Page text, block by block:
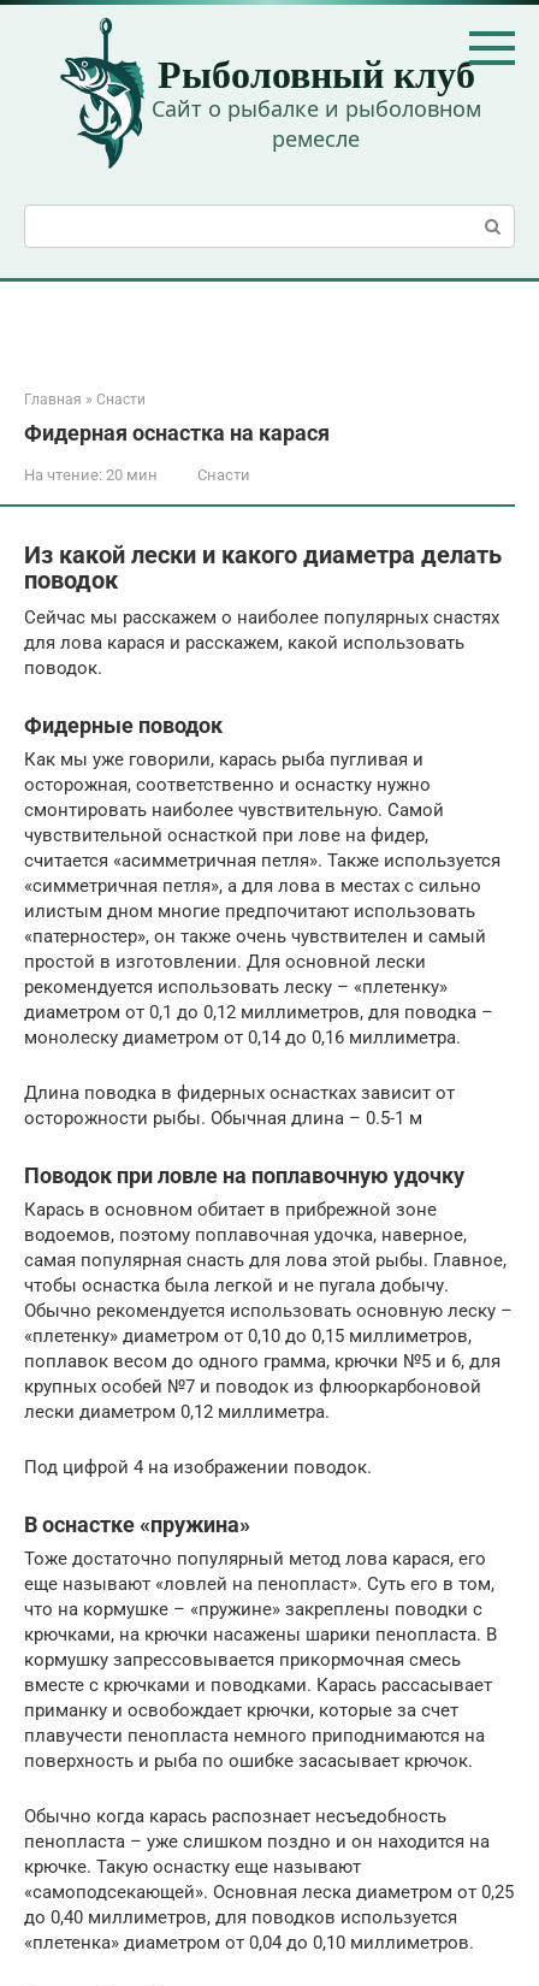
Перейти
контенту
Рыболовный клуб
Сайт о рыбалке и рыболовном
ремесле
Главная » Снасти
Фидерная оснастка на карася
На чтение: 20 мин Снасти
Из какой лески и какого диаметра делать
поводок
Сейчас мы расскажем о наиболее популярных снастях
для лова карася и расскажем, какой использовать
поводок.
Фидерные поводок
Как мы уже говорили, карась рыба пугливая и
осторожная, соответственно и оснастку нужно
смонтировать наиболее чувствительную. Самой
чувствительной оснасткой при лове на фидер,
считается «асимметричная петля». Также используется
«симметричная петля», а для лова в местах с сильно
илистым дном многие предпочитают использовать
«патерностер», он также очень чувствителен и самый
простой в изготовлении. Для основной лески
рекомендуется использовать леску – «плетенку»
диаметром от 0,1 до 0,12 миллиметров, для поводка –
монолеску диаметром от 0,14 до 0,16 миллиметра.
Длина поводка в фидерных оснастках зависит от
осторожности рыбы. Обычная длина – 0.5-1 м
Поводок при ловле на поплавочную удочку
Карась в основном обитает в прибрежной зоне
водоемов, поэтому поплавочная удочка, наверное,
самая популярная снасть для лова этой рыбы. Главное,
чтобы оснастка была легкой и не пугала добычу.
Обычно рекомендуется использовать основную леску –
«плетенку» диаметром от 0,10 до 0,15 миллиметров,
поплавок весом до одного грамма, крючки №5 и 6, для
крупных особей №7 и поводок из флюоркарбоновой
лески диаметром 0,12 миллиметра.
Под цифрой 4 на изображении поводок.
В оснастке «пружина»
Тоже достаточно популярный метод лова карася, его
еще называют «ловлей на пенопласт». Суть его в том,
что на кормушке – «пружине» закреплены поводки с
крючками, на крючки насажены шарики пенопласта. В
кормушку запрессовывается прикормочная смесь
вместе с крючками и поводками. Карась рассасывает
приманку и освобождает крючки, которые за счет
плавучести пенопласта немного приподнимаются на
поверхность и рыба по ошибке засасывает крючок.
Обычно когда карась распознает несъедобность
пенопласта – уже слишком поздно и он находится на
крючке. Такую оснастку еще называют
«самоподсекающей». Основная леска диаметром от 0,25
до 0,40 миллиметров, для поводков используется
«плетенка» диаметром от 0,04 до 0,10 миллиметров.